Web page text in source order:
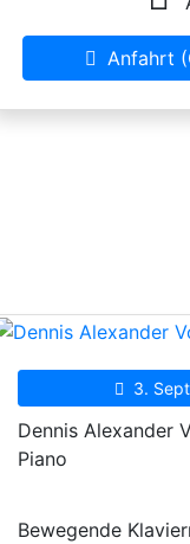
Anfahrt
3.
Dennis Alexander
Piano
Bewegende